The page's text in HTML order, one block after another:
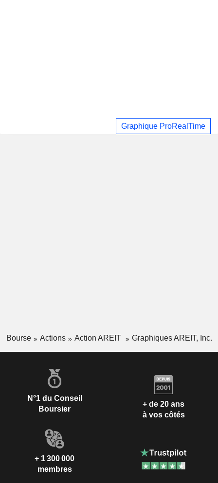
Graphique ProRealTime
Bourse Actions Action AREIT Graphiques AREIT, Inc.
N°1 du Conseil
Boursier
+ de 20 ans
à vos côtés
+ 1 300 000
membres